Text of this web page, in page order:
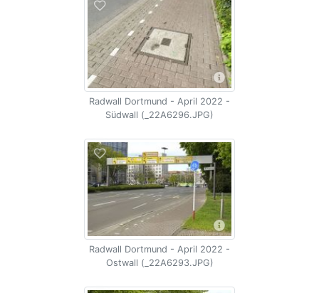
Radwall Dortmund - April 2022 -
Südwall (_22A6296.JPG)
Radwall Dortmund - April 2022 -
Ostwall (_22A6293.JPG)